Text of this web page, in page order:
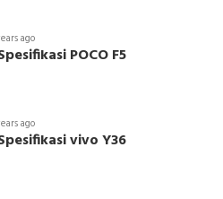
ago
POCO F5
ago
vivo Y36